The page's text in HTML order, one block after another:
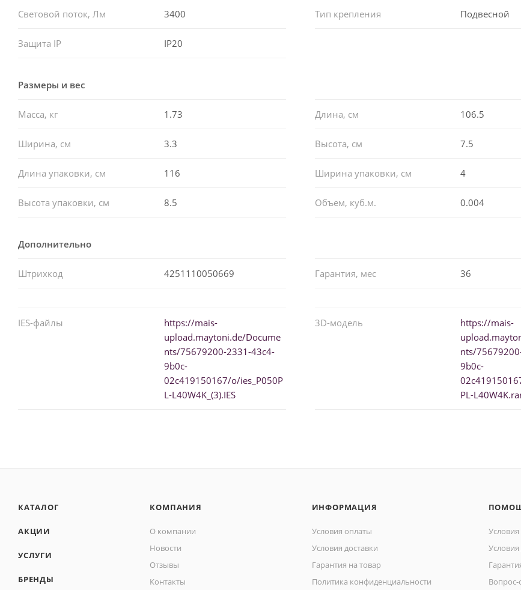
Световой поток, Лм 3400 Тип крепления Подвесной
Защита IP IP20
Размеры и вес
Масса, кг 1.73 Длина, см 106.5
Ширина, см 3.3 Высота, см 7.5
Длина упаковки, см 116 Ширина упаковки, см 4
Высота упаковки, см 8.5 Объем, куб.м. 0.004
Дополнительно
Штрихкод 4251110050669 Гарантия, мес 36
IES-файлы
https://mais-
upload.maytoni.de/Docume
nts/75679200-2331-43c4-
9b0c-
02c419150167/o/ies_P050P
L-L40W4K_(3).IES
3D-модель
https://mais-
nts/
9b0c-
PL-
КАТАЛОГ
АКЦИИ
УСЛУГИ
БРЕНДЫ
КОМПАНИЯ
О компании
Новости
Отзывы
Контакты
ИНФОРМАЦИЯ
Условия оплаты
Условия доставки
Гарантия на товар
Политика конфиденциальности
Условия
Вопрос-